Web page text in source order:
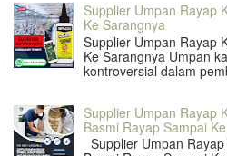
Supplier Umpan Rayap
Ke Sarangnya
Supplier Umpan Rayap
Ke Sarangnya Umpan
kontroversial dalam
Supplier Umpan Rayap
Basmi Rayap Sampai
Supplier Umpan